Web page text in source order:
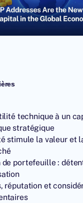
technique à un
stratégique
stimule la valeur et
de portefeuille :
réputation et